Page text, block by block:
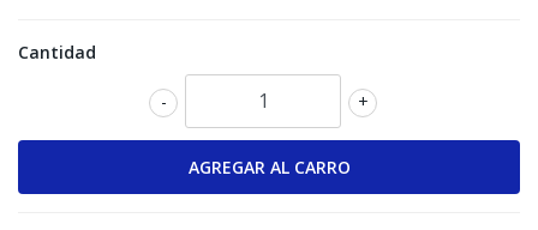
Cantidad
+
-